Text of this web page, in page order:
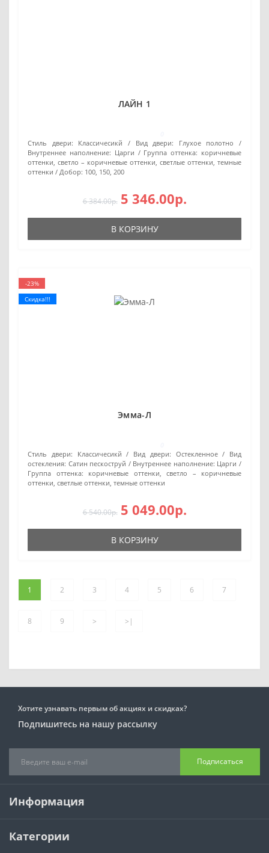
ЛАЙН 1
Стиль двери:
Классичесикй Вид двери:
Глухое полотно
Внутреннее наполнение: Царги Группа оттенка: коричневые
оттенки, светло – коричневые оттенки, светлые оттенки, темные
оттенки
Добор: 100, 150, 200
6 384.00р. 5 346.00р.
В КОРЗИНУ
-23%
Скидка!!!
Эмма-Л
Стиль двери:
Классичесикй Вид двери: Остекленное
Вид
остекления: Сатин пескоструй Внутреннее наполнение: Царги
Группа оттенка:
коричневые оттенки, светло – коричневые
оттенки, светлые оттенки, темные оттенки
6 540.00р. 5 049.00р.
В КОРЗИНУ
1 2 3 4 5 6 7
8 9 > >|
Хотите узнавать первым об акциях и скидках?
Подпишитесь на нашу рассылку
Подписаться
Информация
Категории